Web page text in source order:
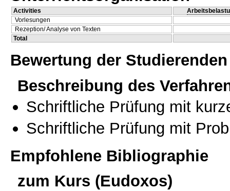
Activities
Vorlesungen
Rezeption/ Analyse von Texten
Total
Bewertung der Studierenden
Beschreibung des
Schriftliche Prüfung mit
Schriftliche Prüfung mit
Empfohlene Bibliographie
zum Kurs (Eudoxos)